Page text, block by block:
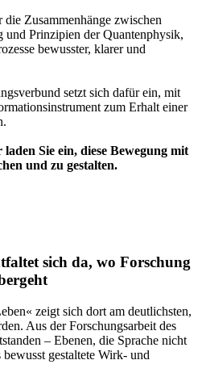
Zusammenhänge zwischen
und Prinzipien der Quantenphysik,
bewusster, klarer und
setzt sich dafür ein, mit
zum Erhalt einer
Sie ein, diese Bewegung mit
und zu gestalten.
sich da, wo Forschung
zeigt sich dort am deutlichsten,
Aus der Forschungsarbeit des
– Ebenen, die Sprache nicht
gestaltete Wirk- und